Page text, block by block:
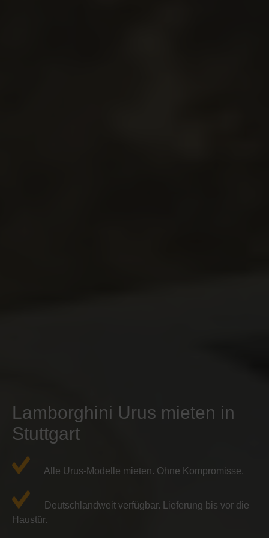
Lamborghini Urus mieten in
Stuttgart
Alle Urus-Modelle mieten. Ohne Kompromisse.
Deutschlandweit verfügbar. Lieferung bis vor die
Haustür.